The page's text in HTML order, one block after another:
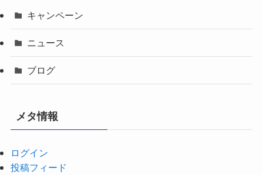
キャンペーン
ニュース
ブログ
メタ情報
ログイン
投稿フィード